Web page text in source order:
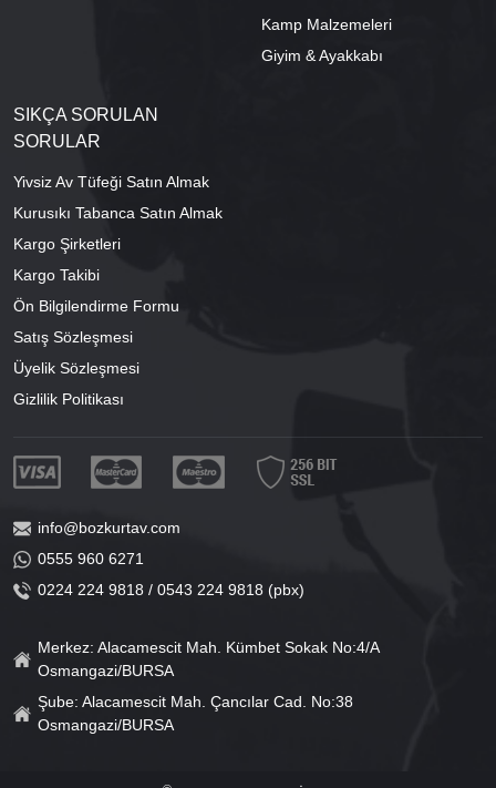
Kamp Malzemeleri
Giyim & Ayakkabı
SIKÇA SORULAN
SORULAR
Yivsiz Av Tüfeği Satın Almak
Kurusıkı Tabanca Satın Almak
Kargo Şirketleri
Kargo Takibi
Ön Bilgilendirme Formu
Satış Sözleşmesi
Üyelik Sözleşmesi
Gizlilik Politikası
info@bozkurtav.com
0555 960 6271
0224 224 9818 / 0543 224 9818 (pbx)
Merkez: Alacamescit Mah. Kümbet Sokak No:4/A
Osmangazi/BURSA
Şube: Alacamescit Mah. Çancılar Cad. No:38
Osmangazi/BURSA